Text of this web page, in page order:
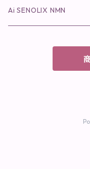
ラディール
メイク小物
cocochiaお祝いギフトセ
◉肌悩み
エイジングトラブル
リップ
化粧水
Ai SENOLIX NMN